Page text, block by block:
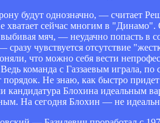
будут однозначно, — считает
хватает сейчас многим в
мяч, — неудачно попасть в
чувствуется отсутствие
что можно себя вести
команда с Газзаевым играла,
порядок. Не знаю, как быстро
кандидатура Блохина идеальным
На сегодня Блохин — не